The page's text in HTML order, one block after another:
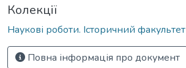
Колекції
Наукові роботи. Історичний факультет
Повна інформація про документ